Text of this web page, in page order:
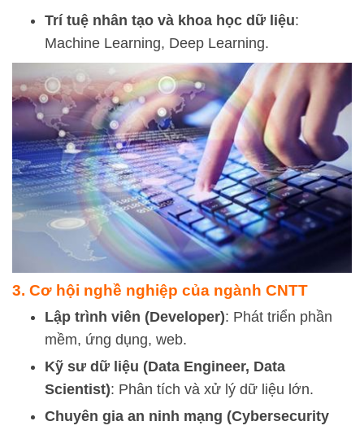
Trí tuệ nhân tạo và khoa học dữ liệu:
Machine Learning, Deep Learning.
3. Cơ hội nghề nghiệp của ngành CNTT
Lập trình viên (Developer): Phát triển phần
mềm, ứng dụng, web.
Kỹ sư dữ liệu (Data Engineer, Data
Scientist): Phân tích và xử lý dữ liệu lớn.
Chuyên gia an ninh mạng (Cybersecurity